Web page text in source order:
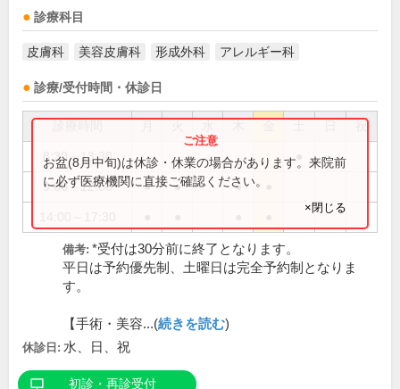
診療科目
皮膚科 美容皮膚科 形成外科 アレルギー科
診療/受付時間・休診日
祝
8:30～13:30
9:00～12:00 ● ● ●
お盆(8月中旬)は休診・休業の場合があります。来院前
に必ず医療機関に直接ご確認ください。
×閉じる
備考: *受付は30分前に終了となります。
平日は予約優先制、土曜日は完全予約制となりま
す。
【手術・美容...(続きを読む)
休診日: 水、日、祝
初診・再診受付